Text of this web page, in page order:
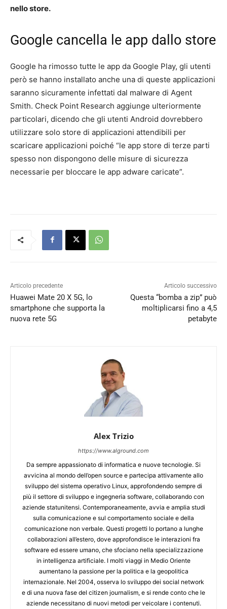
nello store.
Google cancella le app dallo store
Google ha rimosso tutte le app da Google Play, gli utenti
però se hanno installato anche una di queste applicazioni
saranno sicuramente infettati dal malware di Agent
Smith. Check Point Research aggiunge ulteriormente
particolari, dicendo che gli utenti Android dovrebbero
utilizzare solo store di applicazioni attendibili per
scaricare applicazioni poiché “le app store di terze parti
spesso non dispongono delle misure di sicurezza
necessarie per bloccare le app adware caricate”.
Articolo precedente
Huawei Mate 20 X 5G, lo
smartphone che supporta la
nuova rete 5G
Articolo successivo
Questa “bomba a zip” può
moltiplicarsi fino a 4,5
petabyte
Alex Trizio
https://www.alground.com
Da sempre appassionato di informatica e nuove tecnologie. Si
avvicina al mondo dell’open source e partecipa attivamente allo
sviluppo del sistema operativo Linux, approfondendo sempre di
più il settore di sviluppo e ingegneria software, collaborando con
aziende statunitensi. Contemporaneamente, avvia e amplia studi
sulla comunicazione e sul comportamento sociale e della
comunicazione non verbale. Questi progetti lo portano a lunghe
collaborazioni all’estero, dove approfondisce le interazioni fra
software ed essere umano, che sfociano nella specializzazione
in intelligenza artificiale. I molti viaggi in Medio Oriente
aumentano la passione per la politica e la geopolitica
internazionale. Nel 2004, osserva lo sviluppo dei social network
e di una nuova fase del citizen journalism, e si rende conto che le
aziende necessitano di nuovi metodi per veicolare i contenuti.